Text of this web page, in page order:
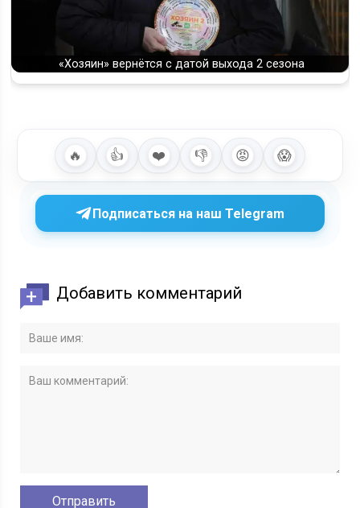
«Хозяин» вернётся с датой выхода 2 сезона
🔥 👍 ❤️ 👎 😡 😱
Подписаться на наш Telegram
Добавить комментарий